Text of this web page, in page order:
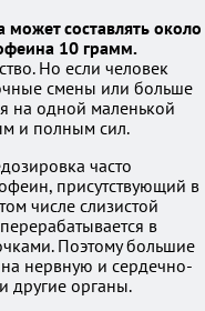
составлять около
10 грамм.
Но если человек
смены или больше
на одной маленькой
и полным сил.
часто
присутствующий в
числе слизистой
в
Поэтому большие
нервную и сердечно-
другие органы.